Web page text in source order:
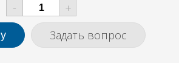
-
+
Задать вопрос